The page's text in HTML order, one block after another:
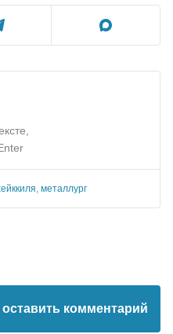
металлург
комментарий